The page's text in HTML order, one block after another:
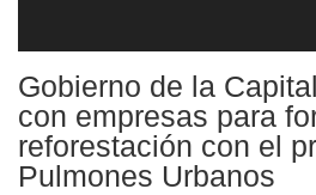
Gobierno de la
con empresas para
reforestación con el
Pulmones Urbanos